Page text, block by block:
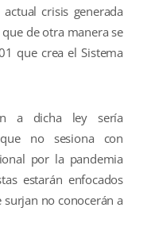
crisis generada
de otra manera se
que crea el Sistema
a dicha ley sería
no sesiona con
por la pandemia
estarán enfocados
no conocerán a